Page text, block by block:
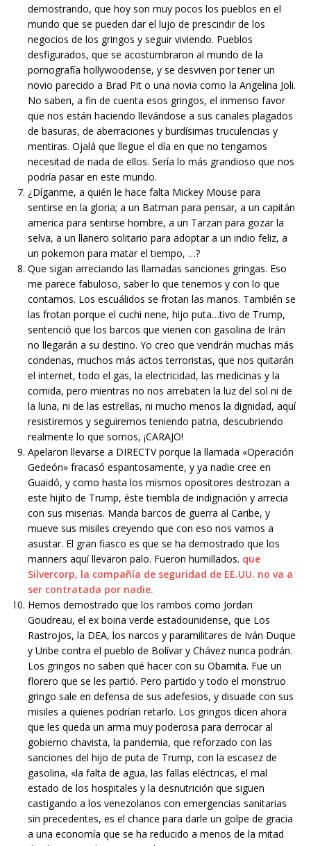
demostrando, que hoy son muy pocos los pueblos en el
mundo que se pueden dar el lujo de prescindir de los
negocios de los gringos y seguir viviendo. Pueblos
desfigurados, que se acostumbraron al mundo de la
pornografía hollywoodense, y se desviven por tener un
novio parecido a Brad Pit o una novia como la Angelina Joli.
No saben, a fin de cuenta esos gringos, el inmenso favor
que nos están haciendo llevándose a sus canales plagados
de basuras, de aberraciones y burdísimas truculencias y
mentiras. Ojalá que llegue el día en que no tengamos
necesitad de nada de ellos. Sería lo más grandioso que nos
podría pasar en este mundo.
¿Díganme, a quién le hace falta Mickey Mouse para
sentirse en la gloria; a un Batman para pensar, a un capitán
america para sentirse hombre, a un Tarzan para gozar la
selva, a un llanero solitario para adoptar a un indio feliz, a
un pokemon para matar el tiempo, …?
Que sigan arreciando las llamadas sanciones gringas. Eso
me parece fabuloso, saber lo que tenemos y con lo que
contamos. Los escuálidos se frotan las manos. También se
las frotan porque el cuchi nene, hijo puta…tivo de Trump,
sentenció que los barcos que vienen con gasolina de Irán
no llegarán a su destino. Yo creo que vendrán muchas más
condenas, muchos más actos terroristas, que nos quitarán
el internet, todo el gas, la electricidad, las medicinas y la
comida, pero mientras no nos arrebaten la luz del sol ni de
la luna, ni de las estrellas, ni mucho menos la dignidad, aquí
resistiremos y seguiremos teniendo patria, descubriendo
realmente lo que somos, ¡CARAJO!
Apelaron llevarse a DIRECTV porque la llamada «Operación
Gedeón» fracasó espantosamente, y ya nadie cree en
Guaidó, y como hasta los mismos opositores destrozan a
este hijito de Trump, éste tiembla de indignación y arrecia
con sus miserias. Manda barcos de guerra al Caribe, y
mueve sus misiles creyendo que con eso nos vamos a
asustar. El gran fiasco es que se ha demostrado que los
mariners aquí llevaron palo. Fueron humillados. que
Silvercorp, la compañía de seguridad de EE.UU. no va a
ser contratada por nadie.
Hemos demostrado que los rambos como Jordan
Goudreau, el ex boina verde estadounidense, que Los
Rastrojos, la DEA, los narcos y paramilitares de Iván Duque
y Uribe contra el pueblo de Bolívar y Chávez nunca podrán.
Los gringos no saben qué hacer con su Obamita. Fue un
florero que se les partió. Pero partido y todo el monstruo
gringo sale en defensa de sus adefesios, y disuade con sus
misiles a quienes podrían retarlo. Los gringos dicen ahora
que les queda un arma muy poderosa para derrocar al
gobierno chavista, la pandemia, que reforzado con las
sanciones del hijo de puta de Trump, con la escasez de
gasolina, «la falta de agua, las fallas eléctricas, el mal
estado de los hospitales y la desnutrición que siguen
castigando a los venezolanos con emergencias sanitarias
sin precedentes, es el chance para darle un golpe de gracia
a una economía que se ha reducido a menos de la mitad